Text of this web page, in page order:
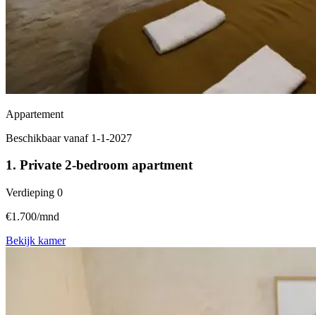
Appartement
Beschikbaar vanaf 1-1-2027
1. Private 2-bedroom apartment
Verdieping 0
€1.700/mnd
Bekijk kamer